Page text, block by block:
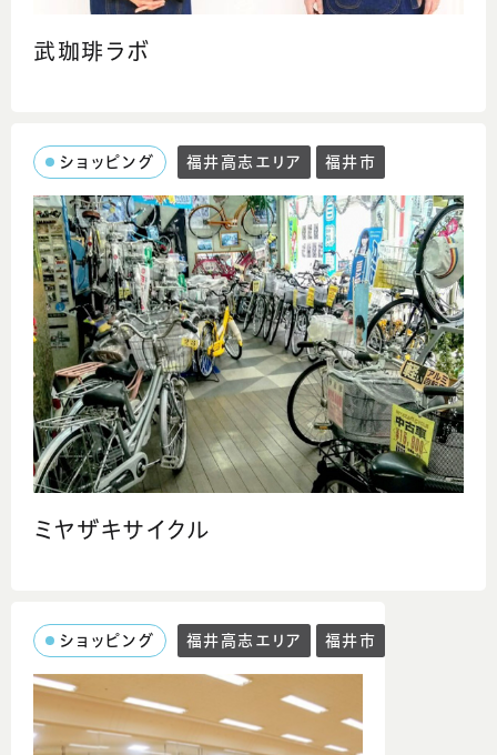
武珈琲ラボ
ショッピング 福井高志エリア 福井市
ミヤザキサイクル
ショッピング 福井高志エリア 福井市